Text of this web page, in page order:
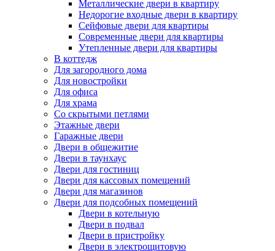
Металлические двери в квартиру
Недорогие входные двери в квартиру
Сейфовые двери для квартиры
Современные двери для квартиры
Утепленные двери для квартиры
В коттедж
Для загородного дома
Для новостройки
Для офиса
Для храма
Со скрытыми петлями
Этажные двери
Гаражные двери
Двери в общежитие
Двери в таунхаус
Двери для гостиниц
Двери для кассовых помещений
Двери для магазинов
Двери для подсобных помещений
Двери в котельную
Двери в подвал
Двери в пристройку
Двери в электрощитовую